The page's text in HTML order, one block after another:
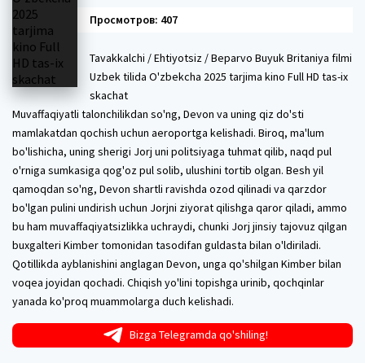
Просмотров: 407
Tavakkalchi / Ehtiyotsiz / Beparvo Buyuk Britaniya filmi
Uzbek tilida O'zbekcha 2025 tarjima kino Full HD tas-ix
skachat
Muvaffaqiyatli talonchilikdan so'ng, Devon va uning qiz do'sti
mamlakatdan qochish uchun aeroportga kelishadi. Biroq, ma'lum
bo'lishicha, uning sherigi Jorj uni politsiyaga tuhmat qilib, naqd pul
o'rniga sumkasiga qog'oz pul solib, ulushini tortib olgan. Besh yil
qamoqdan so'ng, Devon shartli ravishda ozod qilinadi va qarzdor
bo'lgan pulini undirish uchun Jorjni ziyorat qilishga qaror qiladi, ammo
bu ham muvaffaqiyatsizlikka uchraydi, chunki Jorj jinsiy tajovuz qilgan
buxgalteri Kimber tomonidan tasodifan guldasta bilan o'ldiriladi.
Qotillikda ayblanishini anglagan Devon, unga qo'shilgan Kimber bilan
voqea joyidan qochadi. Chiqish yo'lini topishga urinib, qochqinlar
yanada ko'proq muammolarga duch kelishadi.
Bizga Telegramda qo'shiling!